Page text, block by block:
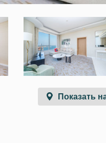
Показать